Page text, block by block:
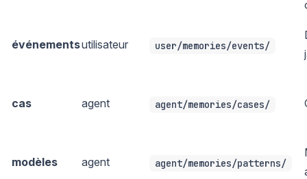
événementsutilisateur user/memories/events/
cas agent agent/memories/cases/
modèles agent agent/memories/patterns/